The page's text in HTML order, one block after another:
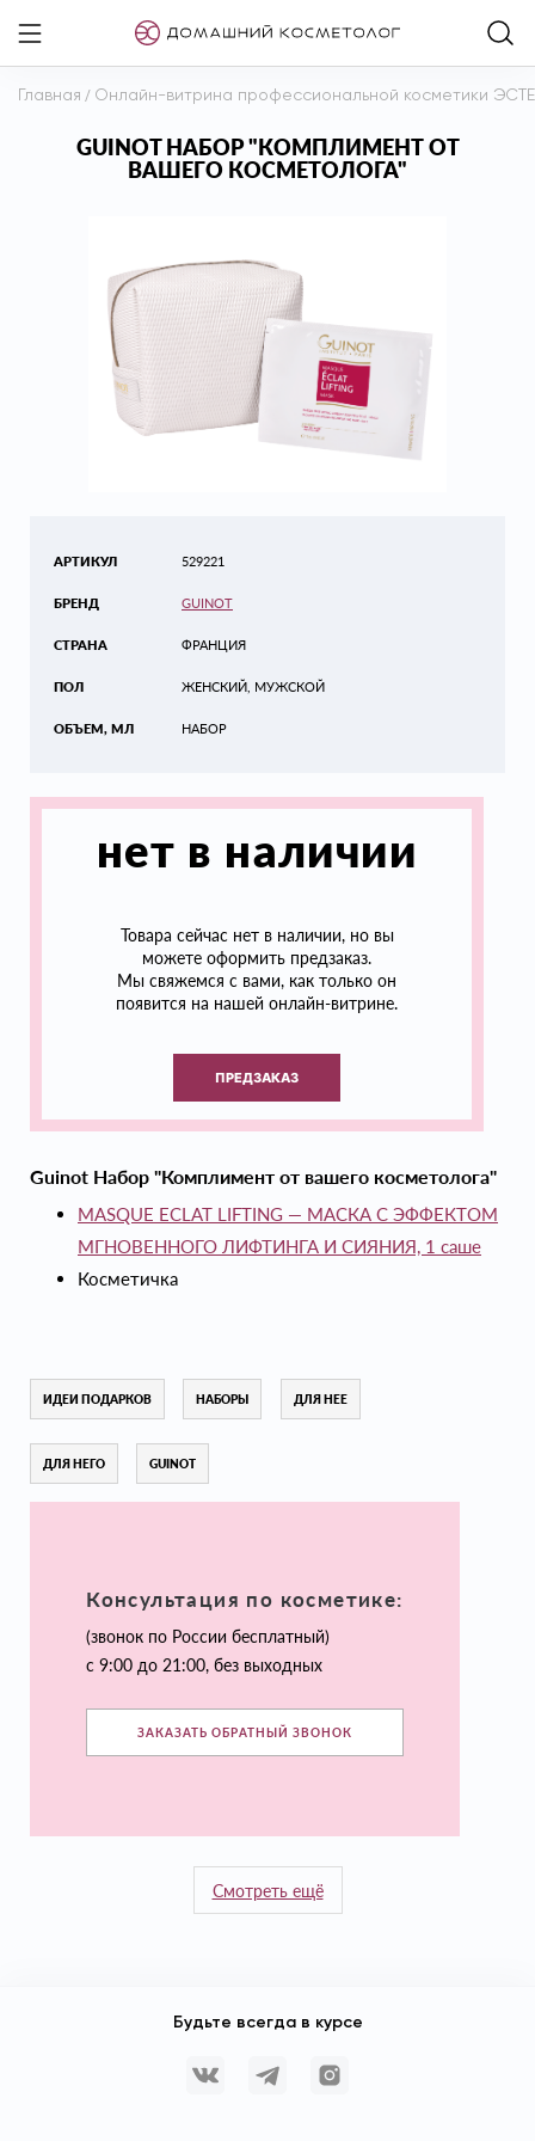
Главная / Онлайн-витрина профессиональной косметики
GUINOT НАБОР "КОМПЛИМЕНТ ОТ
ВАШЕГО КОСМЕТОЛОГА"
АРТИКУЛ
БРЕНД
СТРАНА
ПОЛ
ОБЪЕМ, МЛ
529221
GUINOT
ФРАНЦИЯ
ЖЕНСКИЙ, МУЖСКОЙ
НАБОР
нет в наличии
Товара сейчас нет в наличии, но вы
можете оформить предзаказ.
Мы свяжемся с вами, как только он
появится на нашей онлайн-витрине.
ПРЕДЗАКАЗ
Guinot Набор "Комплимент от вашего косметолога"
MASQUE ECLAT LIFTING — МАСКА С ЭФФЕКТОМ
МГНОВЕННОГО ЛИФТИНГА И СИЯНИЯ, 1 саше
Косметичка
ИДЕИ ПОДАРКОВ НАБОРЫ ДЛЯ НЕЕ
ДЛЯ НЕГО GUINOT
Консультация по косметике:
(звонок по России бесплатный)
с 9:00 до 21:00, без выходных
ЗАКАЗАТЬ ОБРАТНЫЙ ЗВОНОК
Смотреть ещё
Будьте всегда в курсе